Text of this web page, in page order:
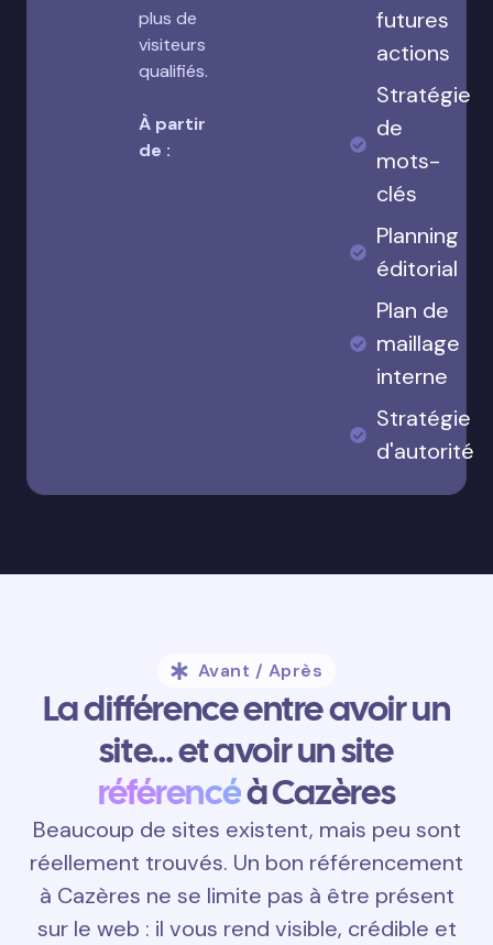
plus de
visiteurs
qualifiés.
À partir
de :
futures
actions
Stratégie
de
mots-
clés
Planning
éditorial
Plan de
maillage
interne
Stratégie
d'autorité
Avant / Après
La différence entre avoir un
site… et avoir un site
référencéà Cazères
Beaucoup de sites existent, mais peu sont
réellement trouvés. Un bon référencement
à Cazères ne se limite pas à être présent
sur le web : il vous rend visible, crédible et